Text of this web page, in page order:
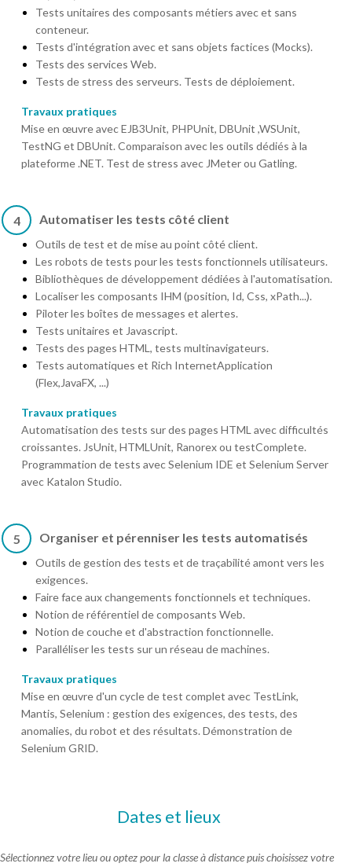
Tests unitaires des composants métiers avec et sans
conteneur.
Tests d'intégration avec et sans objets factices (Mocks).
Tests des services Web.
Tests de stress des serveurs. Tests de déploiement.
Travaux pratiques
Mise en œuvre avec EJB3Unit, PHPUnit, DBUnit ,WSUnit,
TestNG et DBUnit. Comparaison avec les outils dédiés à la
plateforme .NET. Test de stress avec JMeter ou Gatling.
4 Automatiser les tests côté client
Outils de test et de mise au point côté client.
Les robots de tests pour les tests fonctionnels utilisateurs.
Bibliothèques de développement dédiées à l'automatisation.
Localiser les composants IHM (position, Id, Css, xPath...).
Piloter les boîtes de messages et alertes.
Tests unitaires et Javascript.
Tests des pages HTML, tests multinavigateurs.
Tests automatiques et Rich InternetApplication
(Flex,JavaFX, ...)
Travaux pratiques
Automatisation des tests sur des pages HTML avec difficultés
croissantes. JsUnit, HTMLUnit, Ranorex ou testComplete.
Programmation de tests avec Selenium IDE et Selenium Server
avec Katalon Studio.
5 Organiser et pérenniser les tests automatisés
Outils de gestion des tests et de traçabilité amont vers les
exigences.
Faire face aux changements fonctionnels et techniques.
Notion de référentiel de composants Web.
Notion de couche et d'abstraction fonctionnelle.
Paralléliser les tests sur un réseau de machines.
Travaux pratiques
Mise en œuvre d'un cycle de test complet avec TestLink,
Mantis, Selenium : gestion des exigences, des tests, des
anomalies, du robot et des résultats. Démonstration de
Selenium GRID.
Dates et lieux
Sélectionnez votre lieu ou optez pour la classe à distance puis choisissez votre